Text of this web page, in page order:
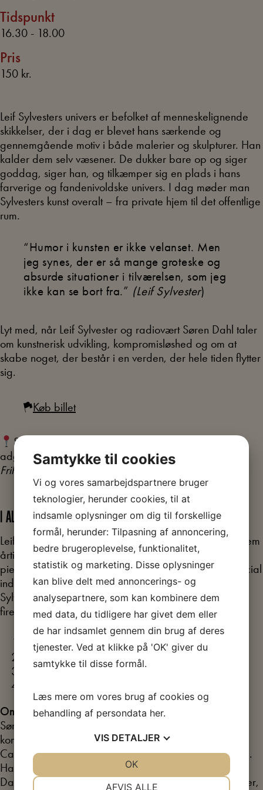
Tidspunkt
16.30 - 18.00
Pris
150 kr.
Leif Sylvesters univers er befolket af menneskelignende
skikkelser, der i dag er blevet hans særkende og
gennemgående motiv i både malerier og skulpturer. Han
kalder dem selv væsener. De dukker bare op og siger
goddag, siger han, og tilkæmper sig en plads i hans
farverige og fandenivoldske univers. I dag møder man
Sylvesters kunst overalt – fra private hjem til det offentlige
rum.
“Humor i kunsten er ikke velanset. Men
jeg synes, der er så mange groteske og
absurde situationer i tilværelsen, som jeg
ikke kan se bort fra.” (Leif Sylvester)
Lyt med, når Leif Sylvester og radiovært Søren Dahl taler
om kunstnerisk udvikling, kompromisløshed og om at
skabe noget, der består i en verden, der hele tiden flytter
sig.
Køb billet
Samtalen foregår i Festsalen. Billetten inkluderer
adgang til den store særudstillingLeif Sylvester –
Friheden flyver
i museets underetage.
I ALT FIRE SAMTALER
Leif Sylvester er et stykke levende danmarkshistorie. I fem
årtier har han insisteret på at bringe kunsten ned fra
piedestalen og ud til folket. Frihedstrang, humor og social
indignation løber som en rød tråd gennem hele Leif
Sylvesters virke – og danner omdrejningspunkt for i alt
fire samtaler med radiovært Søren Dahl:
Barndom (torsdag 23. oktober 2025)
Ungdom (torsdag 29. januar 2025)
Kærlighed (torsdag 12. marts 2026)
Om Søren Dahl
Søren Dahl er talkshowsvært, musiker, komponist,
komiker, foredragsholder og forfatter – bl.a. kendt fra
Café Hack og Dahl på Hack og senest Dahl i Rødovre.
Han er uddannet musikpædagog fra Det Kongelige
Danske Musikkonservatorium og har udgivet flere bøger,
Samtykke til cookies
Vi og vores samarbejdspartnere bruger
teknologier, herunder cookies, til at
indsamle oplysninger om dig til forskellige
formål, herunder: Tilpasning af annoncering,
bedre brugeroplevelse, funktionalitet,
statistik og marketing. Disse oplysninger
kan blive delt med annoncerings- og
analysepartnere, som kan kombinere dem
med data, du tidligere har givet dem eller
de har indsamlet gennem din brug af deres
tjenester. Ved at klikke på 'OK' giver du
samtykke til disse formål.
Læs mere om vores brug af cookies og
behandling af persondata her.
VIS DETALJER
AFVIS ALLE
OK